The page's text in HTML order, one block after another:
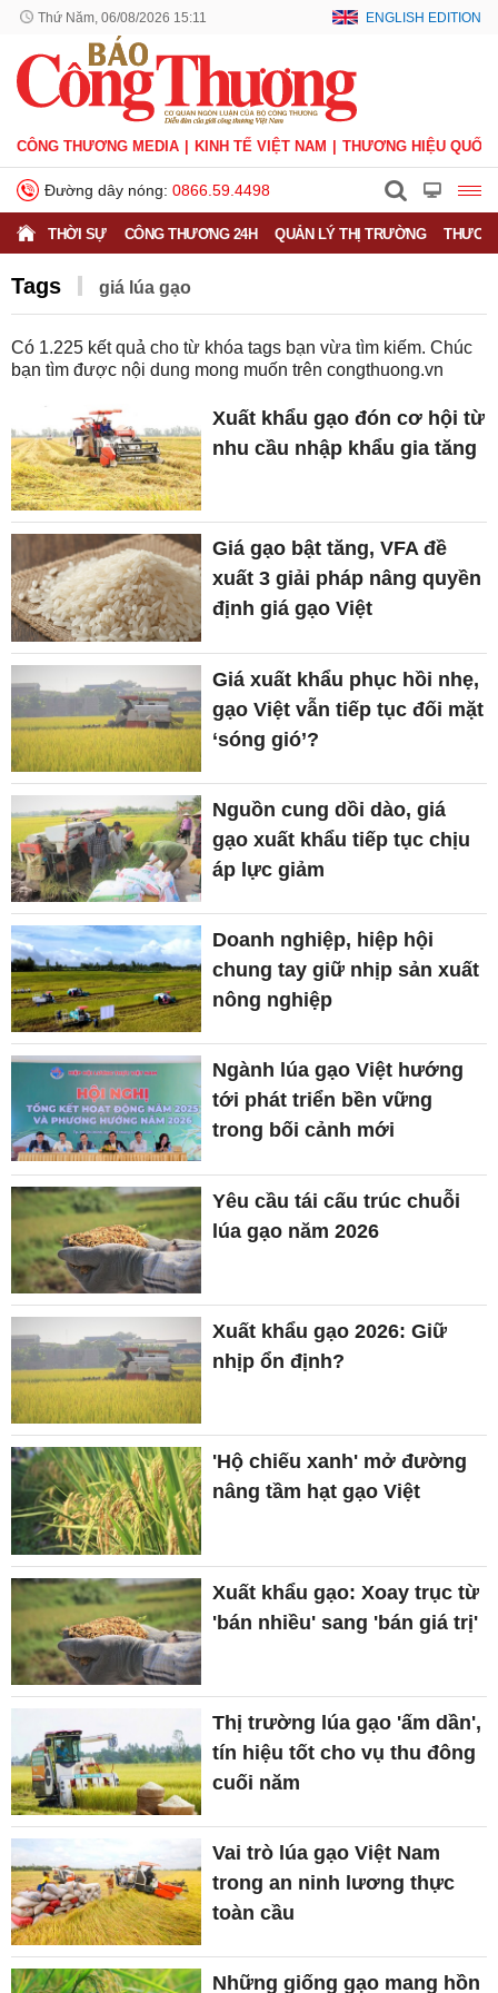
Thứ Năm, 06/08/2026 15:11 ENGLISH EDITION
CÔNG THƯƠNG MEDIA KINH TẾ VIỆT NAM THƯƠNG HIỆU QUỐC
Đường dây nóng: 0866.59.4498
THỜI SỰ CÔNG THƯƠNG 24H QUẢN LÝ THỊ TRƯỜNG
Tags ​​​​​​​​​​​​​​​​​​​​​giá lúa gạo
Có 1.225 kết quả cho từ khóa tags bạn vừa tìm kiếm. Chúc
bạn tìm được nội dung mong muốn trên congthuong.vn
Xuất khẩu gạo đón cơ hội từ
nhu cầu nhập khẩu gia tăng
Giá gạo bật tăng, VFA đề
xuất 3 giải pháp nâng quyền
định giá gạo Việt
Giá xuất khẩu phục hồi nhẹ,
gạo Việt vẫn tiếp tục đối mặt
‘sóng gió’?
Nguồn cung dồi dào, giá
gạo xuất khẩu tiếp tục chịu
áp lực giảm
Doanh nghiệp, hiệp hội
chung tay giữ nhịp sản xuất
nông nghiệp
Ngành lúa gạo Việt hướng
tới phát triển bền vững
trong bối cảnh mới
Yêu cầu tái cấu trúc chuỗi
lúa gạo năm 2026
Xuất khẩu gạo 2026: Giữ
nhịp ổn định?
'Hộ chiếu xanh' mở đường
nâng tầm hạt gạo Việt
Xuất khẩu gạo: Xoay trục từ
'bán nhiều' sang 'bán giá trị'
Thị trường lúa gạo 'ấm dần',
tín hiệu tốt cho vụ thu đông
cuối năm
Vai trò lúa gạo Việt Nam
trong an ninh lương thực
toàn cầu
Những giống gạo mang hồn